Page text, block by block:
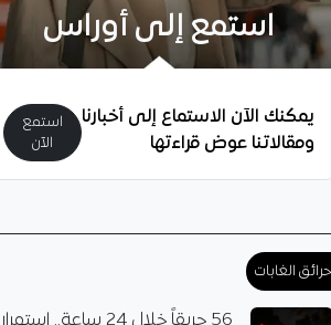
استمع إلى أوراس
يمكنك الآن الاستماع إلى أخبارنا
ومقالاتنا عوض قراءتها
استمع
الآن
الغابات